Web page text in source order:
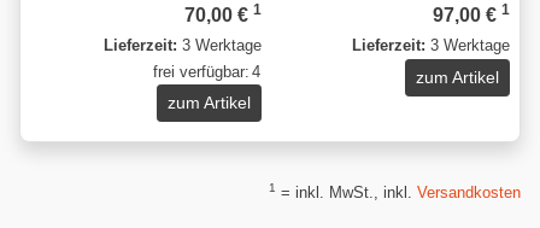
70,00 € 1
Lieferzeit: 3 Werktage
frei verfügbar: 4
zum Artikel
97,00 € 1
Lieferzeit: 3 Werktage
zum Artikel
1 = inkl. MwSt., inkl. Versandkosten